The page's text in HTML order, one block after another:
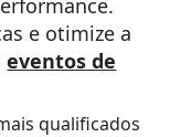
e otimize a
eventos de
qualificados